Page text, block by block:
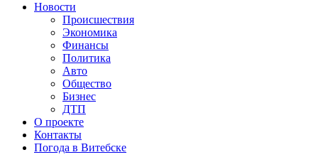
Новости
Происшествия
Экономика
Финансы
Политика
Авто
Общество
Бизнес
ДТП
О проекте
Контакты
Погода в Витебске